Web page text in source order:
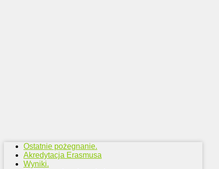
Ostatnie pożegnanie.
Akredytacja Erasmusa
Wyniki.